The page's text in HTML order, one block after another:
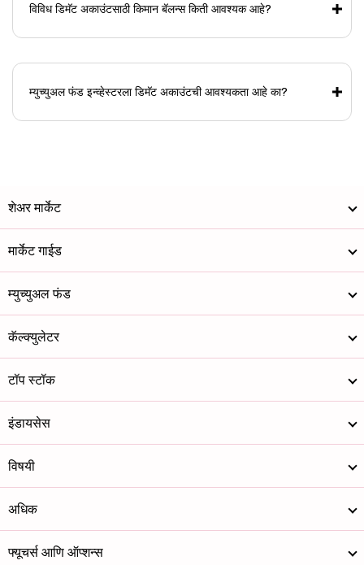
विविध डिमॅट अकाउंटसाठी किमान बॅलन्स किती आवश्यक आहे?
म्युच्युअल फंड इन्व्हेस्टरला डिमॅट अकाउंटची आवश्यकता आहे का?
शेअर मार्केट
मार्केट गाईड
म्युच्युअल फंड
कॅल्क्युलेटर
टॉप स्टॉक
इंडायसेस
विषयी
अधिक
फ्यूचर्स आणि ऑप्शन्स